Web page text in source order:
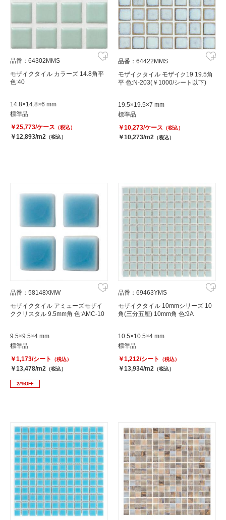
品番：64302MMS
モザイクタイル カラーズ 14.8角平
色:40
14.8×14.8×6 mm
標準品
￥25,773/ケース （税込）
￥12,893/m2 （税込）
品番：64422MMS
モザイクタイル モザイク19 19.5角
平 色:N-203(￥1000/シート以下)
19.5×19.5×7 mm
標準品
￥10,273/ケース （税込）
￥10,273/m2 （税込）
品番：58148XMW
モザイクタイル アミューズモザイ
ククリスタル 9.5mm角 色:AMC-10
9.5×9.5×4 mm
標準品
￥1,173/シート
（税込）
￥13,478/m2 （税込）
27%OFF
品番：69463YMS
モザイクタイル 10mmシリーズ 10
角(三分五厘) 10mm角 色:9A
10.5×10.5×4 mm
標準品
￥1,212/シート
（税込）
￥13,934/m2 （税込）